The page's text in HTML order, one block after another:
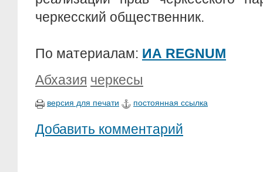
черкесский общественник.
По материалам: ИА REGNUM
Абхазия черкесы
версия для печати постоянная ссылка
Добавить комментарий